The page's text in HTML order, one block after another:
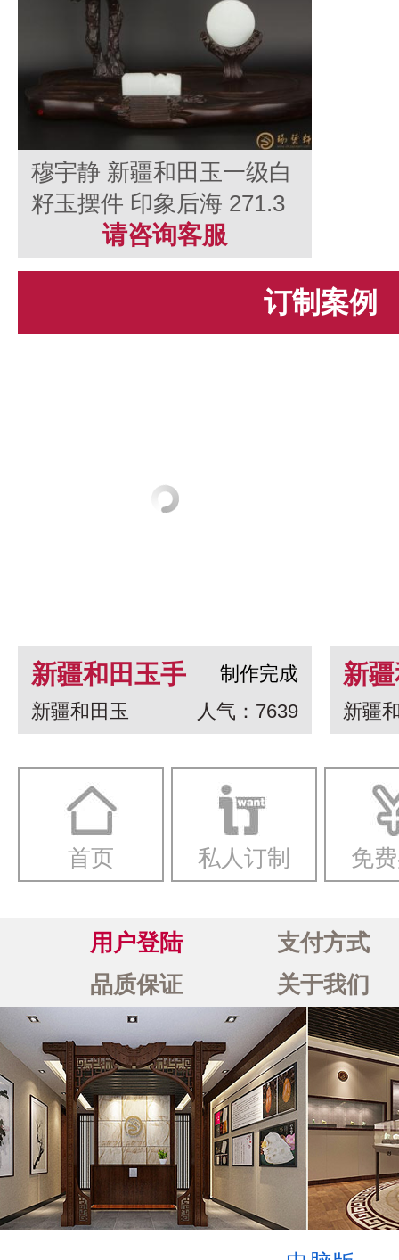
穆宇静 新疆和田玉一级白
籽玉摆件 印象后海 271.3
请咨询客服
订制案例
新疆和田玉手
串 龙生九子
制作完成
新疆和田玉
人气：7639
新
白
一
新疆
首页 私人订制 免
用户登陆
支付方式
品质保证
关于我们